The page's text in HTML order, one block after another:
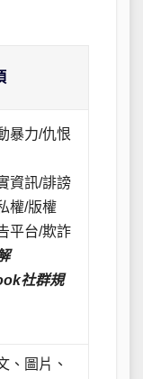
暴力/仇恨
資訊/誹謗
權/版權
平台/欺詐
社群規
、圖片、